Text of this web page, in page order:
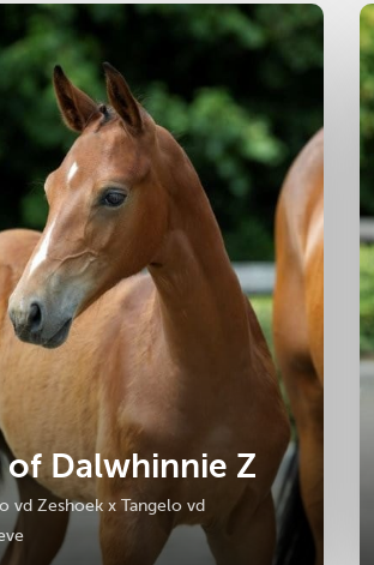
of Dalwhinnie Z
vd Zeshoek x Tangelo vd